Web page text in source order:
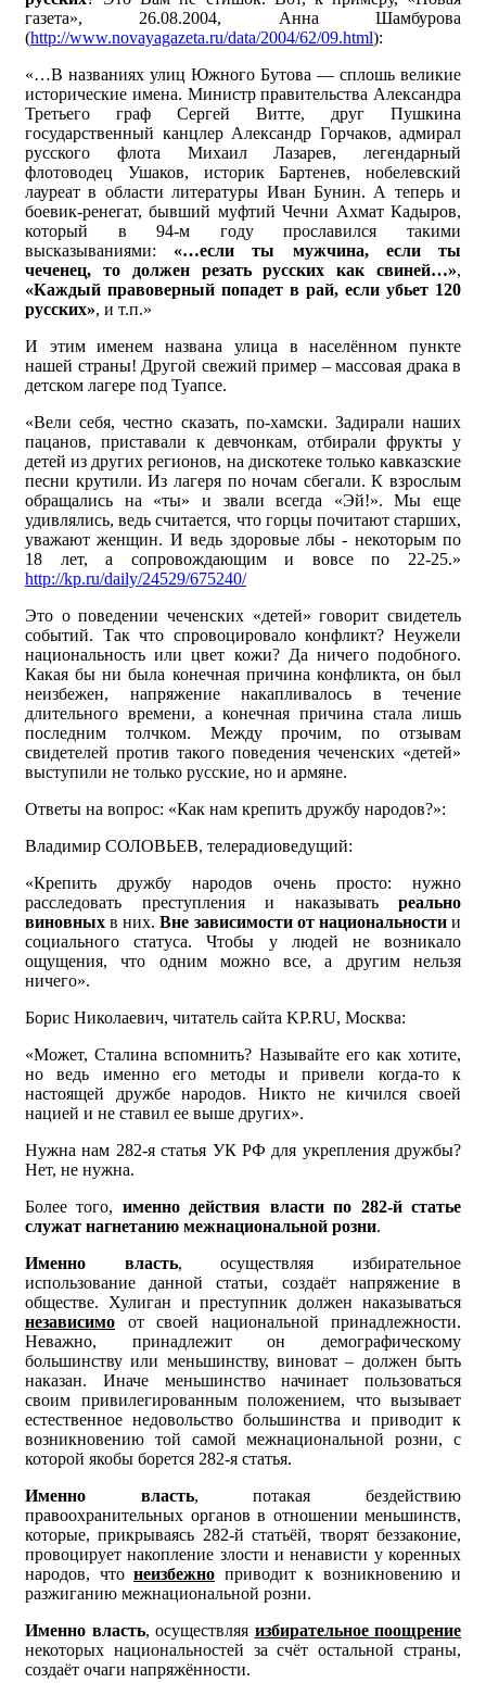
газета», 26.08.2004, Анна Шамбурова
(http://www.novayagazeta.ru/data/2004/62/09.html):
«…В названиях улиц Южного Бутова — сплошь великие
исторические имена. Министр правительства Александра
Третьего граф Сергей Витте, друг Пушкина
государственный канцлер Александр Горчаков, адмирал
русского флота Михаил Лазарев, легендарный
флотоводец Ушаков, историк Бартенев, нобелевский
лауреат в области литературы Иван Бунин. А теперь и
боевик-ренегат, бывший муфтий Чечни Ахмат Кадыров,
который в 94-м году прославился такими
высказываниями: «…если ты мужчина, если ты
чеченец, то должен резать русских как свиней…»,
«Каждый правоверный попадет в рай, если убьет 120
русских», и т.п.»
И этим именем названа улица в населённом пункте
нашей страны! Другой свежий пример – массовая драка в
детском лагере под Туапсе.
«Вели себя, честно сказать, по-хамски. Задирали наших
пацанов, приставали к девчонкам, отбирали фрукты у
детей из других регионов, на дискотеке только кавказские
песни крутили. Из лагеря по ночам сбегали. К взрослым
обращались на «ты» и звали всегда «Эй!». Мы еще
удивлялись, ведь считается, что горцы почитают старших,
уважают женщин. И ведь здоровые лбы - некоторым по
18 лет, а сопровождающим и вовсе по 22-25.»
http://kp.ru/daily/24529/675240/
Это о поведении чеченских «детей» говорит свидетель
событий. Так что спровоцировало конфликт? Неужели
национальность или цвет кожи? Да ничего подобного.
Какая бы ни была конечная причина конфликта, он был
неизбежен, напряжение накапливалось в течение
длительного времени, а конечная причина стала лишь
последним толчком. Между прочим, по отзывам
свидетелей против такого поведения чеченских «детей»
выступили не только русские, но и армяне.
Ответы на вопрос: «Как нам крепить дружбу народов?»:
Владимир СОЛОВЬЕВ, телерадиоведущий:
«Крепить дружбу народов очень просто: нужно
расследовать преступления и наказывать реально
виновных в них.Вне зависимости от национальностии
социального статуса. Чтобы у людей не возникало
ощущения, что одним можно все, а другим нельзя
ничего».
Борис Николаевич, читатель сайта KP.RU, Москва:
«Может, Сталина вспомнить? Называйте его как хотите,
но ведь именно его методы и привели когда-то к
настоящей дружбе народов. Никто не кичился своей
нацией и не ставил ее выше других».
Нужна нам 282-я статья УК РФ для укрепления дружбы?
Нет, не нужна.
Более того, именно действия власти по 282-й статье
служат нагнетанию межнациональной розни.
Именно власть, осуществляя избирательное
использование данной статьи, создаёт напряжение в
обществе. Хулиган и преступник должен наказываться
независимо от своей национальной принадлежности.
Неважно, принадлежит он демографическому
большинству или меньшинству, виноват – должен быть
наказан. Иначе меньшинство начинает пользоваться
своим привилегированным положением, что вызывает
естественное недовольство большинства и приводит к
возникновению той самой межнациональной розни, с
которой якобы борется 282-я статья.
Именно власть, потакая бездействию
правоохранительных органов в отношении меньшинств,
которые, прикрываясь 282-й статьёй, творят беззаконие,
провоцирует накопление злости и ненависти у коренных
народов, что неизбежно приводит к возникновению и
разжиганию межнациональной розни.
Именно власть, осуществляя избирательное поощрение
некоторых национальностей за счёт остальной страны,
создаёт очаги напряжённости.